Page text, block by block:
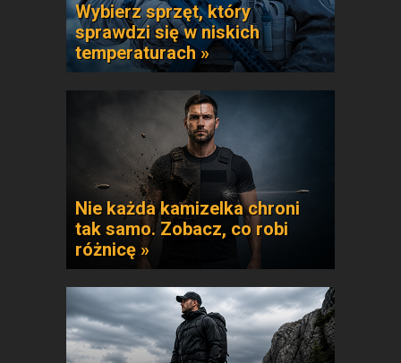
Wybierz sprzęt, który
sprawdzi się w niskich
temperaturach »
Nie każda kamizelka chroni
tak samo. Zobacz, co robi
różnicę »